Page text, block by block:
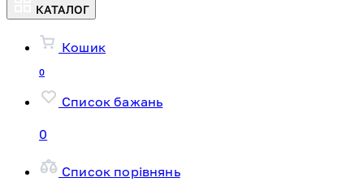
КАТАЛОГ
Кошик
0
Список бажань
0
Список порівнянь